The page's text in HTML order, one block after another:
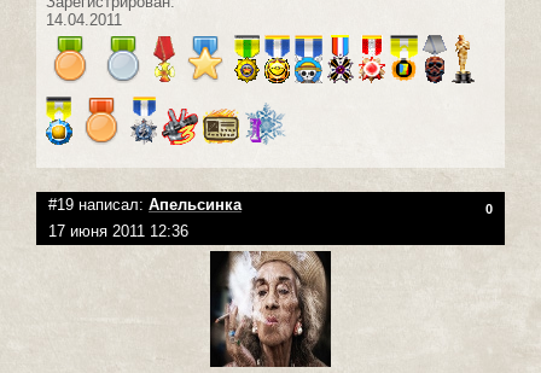
14.04.2011
#19 написал: Апельсинка 0
17 июня 2011 12:36